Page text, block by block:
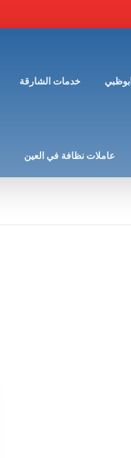
خدمات الشارقة
عاملات نظافة في العين